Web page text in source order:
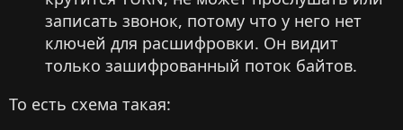
записать звонок, потому что у него нет
ключей для расшифровки. Он видит
только зашифрованный поток байтов.
То есть схема такая: